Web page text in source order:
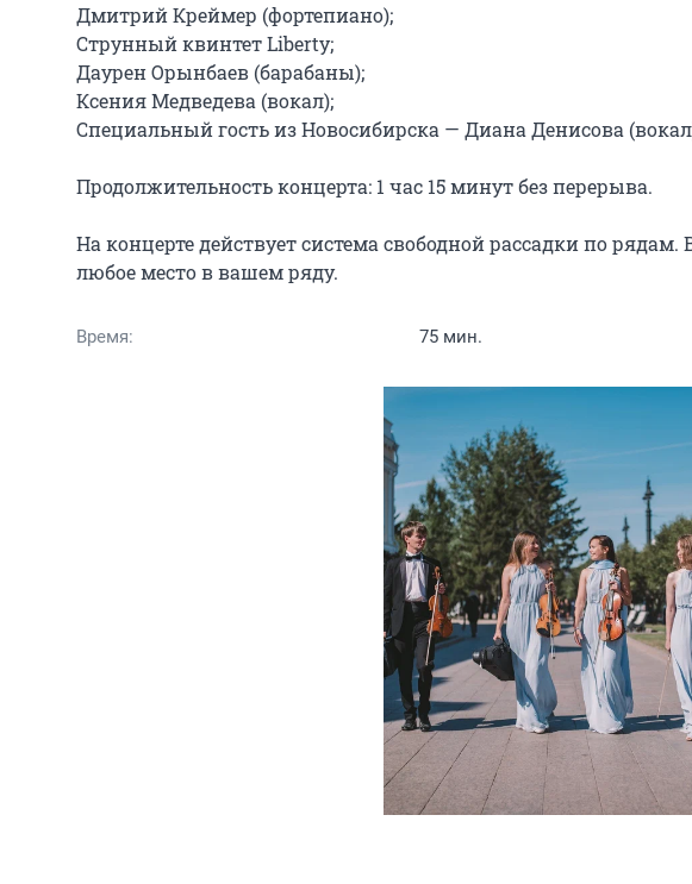
Дмитрий Креймер (фортепиано);
Струнный квинтет Liberty;
Даурен Орынбаев (барабаны);
Ксения Медведева (вокал);
Специальный гость из Новосибирска — Диана Денисова
Продолжительность концерта: 1 час 15 минут без перерыва.
На концерте действует система свободной рассадки по
любое место в вашем ряду.
Время: 75 мин.